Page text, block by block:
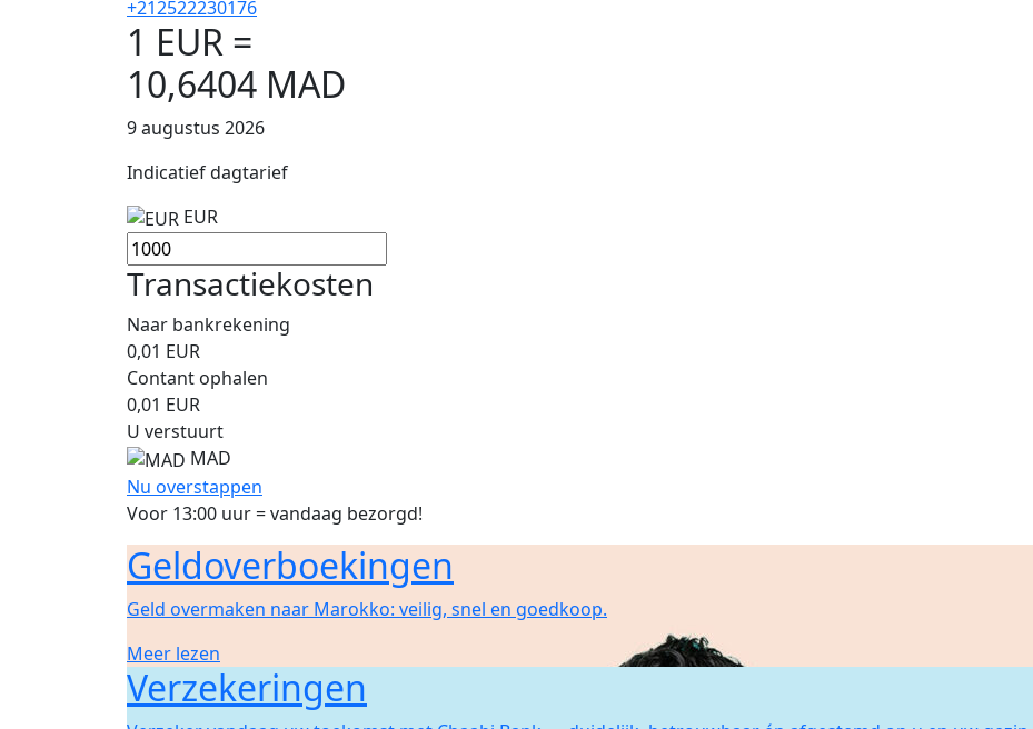
+212522230176
1 EUR =
10,6404 MAD
9 augustus 2026
Indicatief dagtarief
EUR
Transactiekosten
Naar bankrekening
0,01 EUR
Contant ophalen
0,01 EUR
U verstuurt
MAD
Nu overstappen
Voor 13:00 uur = vandaag bezorgd!
Geldoverboekingen
Geld overmaken naar Marokko: veilig, snel en goedkoop.
Meer lezen
Verzekeringen